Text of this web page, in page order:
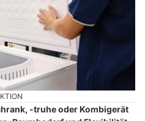
-truhe oder Kombigerät